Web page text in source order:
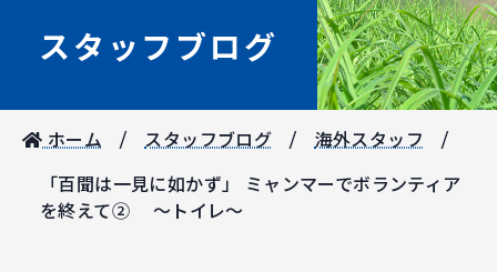
スタッフブログ
ホーム スタッフブログ 海外スタッフ
「百聞は一見に如かず」 ミャンマーでボランティア
を終えて② ～トイレ～